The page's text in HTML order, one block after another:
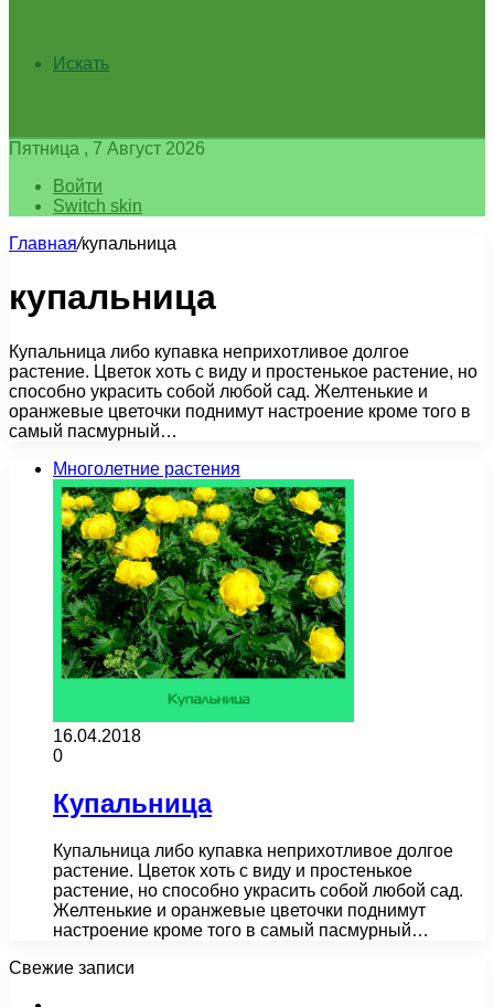
Искать
Пятница , 7 Август 2026
Войти
Switch skin
Главная/купальница
купальница
Купальница либо купавка неприхотливое долгое
растение. Цветок хоть с виду и простенькое растение, но
способно украсить собой любой сад. Желтенькие и
оранжевые цветочки поднимут настроение кроме того в
самый пасмурный…
Многолетние растения
16.04.2018
0
Купальница
Купальница либо купавка неприхотливое долгое
растение. Цветок хоть с виду и простенькое
растение, но способно украсить собой любой сад.
Желтенькие и оранжевые цветочки поднимут
настроение кроме того в самый пасмурный…
Свежие записи